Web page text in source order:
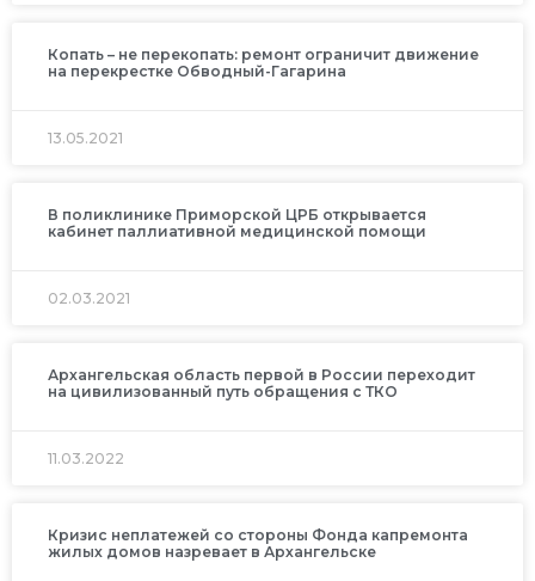
Копать – не перекопать: ремонт ограничит движение
на перекрестке Обводный-Гагарина
13.05.2021
В поликлинике Приморской ЦРБ открывается
кабинет паллиативной медицинской помощи
02.03.2021
Архангельская область первой в России переходит
на цивилизованный путь обращения с ТКО
11.03.2022
Кризис неплатежей со стороны Фонда капремонта
жилых домов назревает в Архангельске